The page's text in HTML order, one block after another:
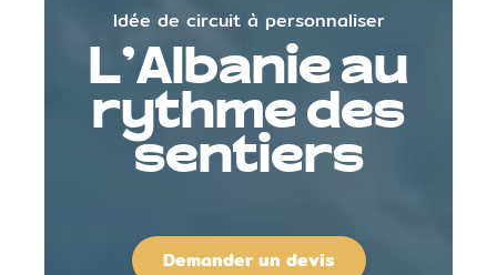
Idée de circuit à personnaliser
L'Albanie au
rythme des
sentiers
Demander un devis